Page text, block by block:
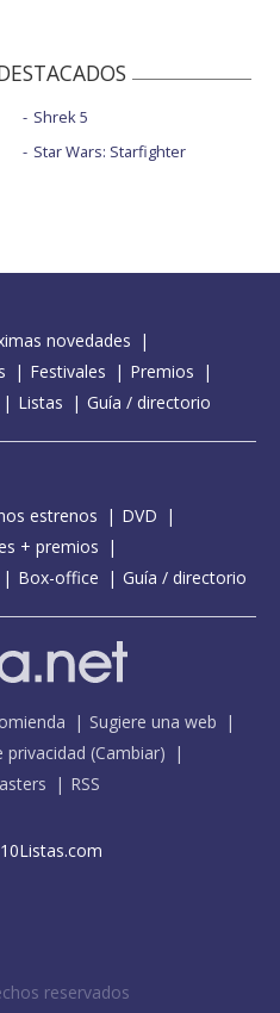
Shrek 5
Star Wars: Starfighter
novedades
Festivales
Premios
Listas Guía / directorio
estrenos
DVD
+ premios
Box-office Guía / directorio
Sugiere una web
privacidad (Cambiar)
RSS
reservados